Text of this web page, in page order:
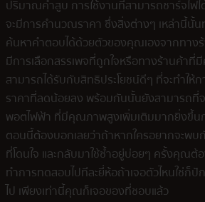
ปริมาณคำสูบ การใช้งานที่สามารถชาร์จไฟ
จะมีการคำนวณราคา ซึ่งสิ่งต่างๆ เหล่านี้นั้
ค้นหาคำตอบได้ด้วยตัวของคุณเองจากทาง
มีการเลือกสรรเพจที่ถูกใจหรือทางร้านค้า
สามารถได้รับกับสิทธิประโยชน์ดีๆ ที่จะทำใ
ราคาที่ลดน้อยลง พร้อมกันนั้นยังสามารถ
พอตไฟฟ้า ที่มีคุณภาพสูงเพิ่มเติมมากยิ่งขึ้น
ตอนนี้ต้องบอกเลยว่าถ้าหากใครอยากจะพ
ที่โดนใจ และกลับมาใช้ซ้ำอยู่บ่อยๆ ครั้งคุณต้
ทำการทดสอบไปทีละยี่ห้อถ้าเจอตัวไหนใช่ก็
ไป เพียงเท่านี้คุณก็เจอของที่ชอบแล้ว